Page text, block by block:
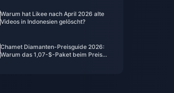
Warum hat Likee nach April 2026 alte
Videos in Indonesien gelöscht?
Chamet Diamanten-Preisguide 2026:
Warum das 1,07-$-Paket beim Preis-